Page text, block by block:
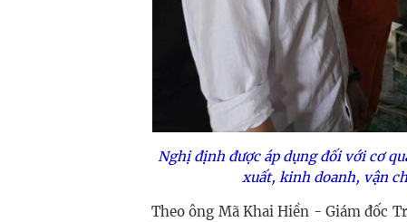
Nghị định được áp dụng đối với cơ
xuất, kinh doanh, vận
Theo ông Mã Khai Hiền - Giám đốc